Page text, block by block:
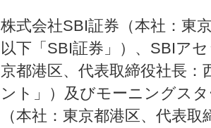
株式会社SBI証券（本社：東
以下「SBI証券」）、SBIア
京都港区、代表取締役社長
ント」）及びモーニングス
（本社：東京都港区、代表